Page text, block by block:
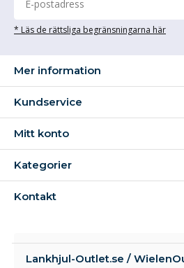
* Läs de rättsliga begränsningarna här
Mer information
Kundservice
Mitt konto
Kategorier
Kontakt
Lankhjul-Outlet.se /